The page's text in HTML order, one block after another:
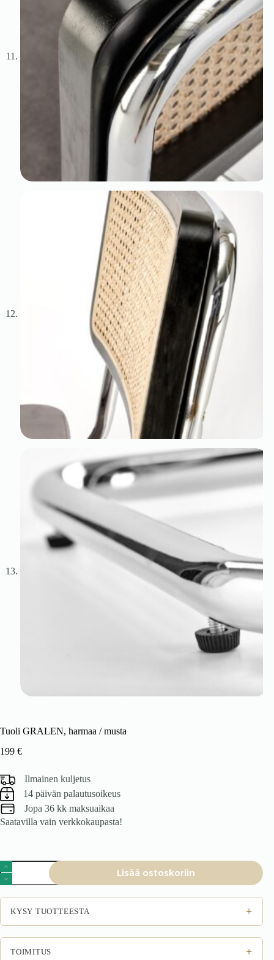
Tuoli GRALEN, harmaa / musta
199 €
Ilmainen kuljetus
14 päivän palautusoikeus
Jopa 36 kk maksuaikaa
Saatavilla vain verkkokaupasta!
Tuoli
GRALEN,
harmaa
/
musta
määrä
Lisää ostoskoriin
KYSY TUOTTEESTA +
TOIMITUS +